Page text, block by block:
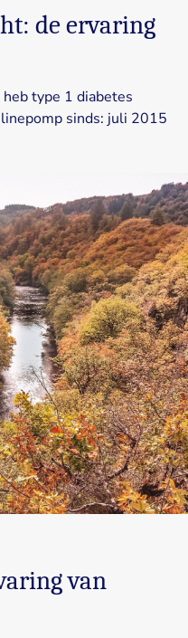
de ervaring
type 1 diabetes
sinds: juli 2015
van